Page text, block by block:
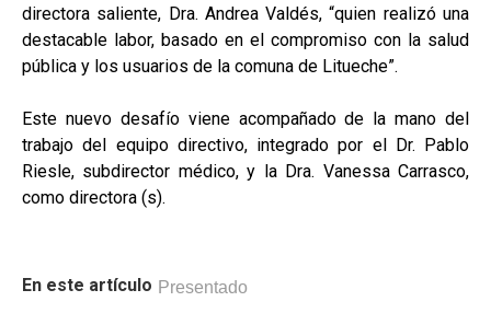
directora saliente, Dra. Andrea Valdés, “quien realizó una
destacable labor, basado en el compromiso con la salud
pública y los usuarios de la comuna de Litueche”.
Este nuevo desafío viene acompañado de la mano del
trabajo del equipo directivo, integrado por el Dr. Pablo
Riesle, subdirector médico, y la Dra. Vanessa Carrasco,
como directora (s).
En este artículo Presentado